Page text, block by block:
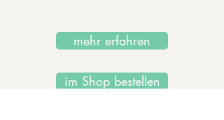
mehr erfahren
im Shop bestellen